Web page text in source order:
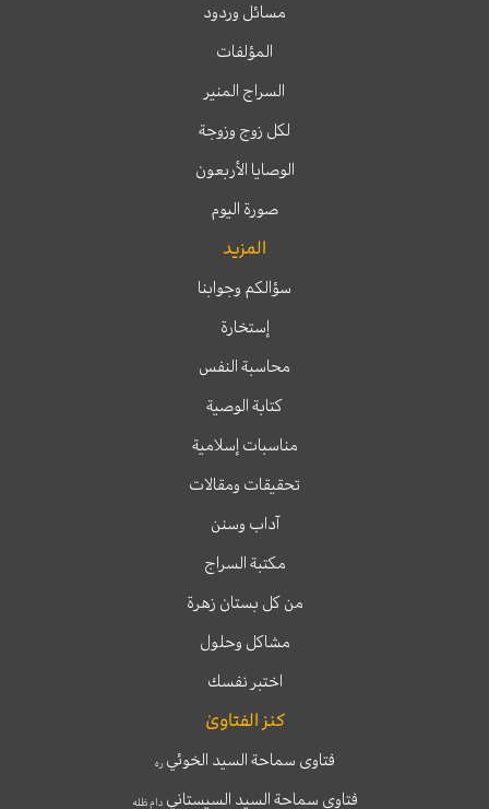
مسائل وردود
المؤلفات
السراج المنير
لكل زوج وزوجة
الوصايا الأربعون
صورة اليوم
المزيد
سؤالكم وجوابنا
إستخارة
محاسبة النفس
كتابة الوصية
مناسبات إسلامية
تحقيقات ومقالات
آداب وسنن
مكتبة السراج
من كل بستان زهرة
مشاكل وحلول
اختبر نفسك
كنز الفتاوىٰ
فتاوى سماحة السيد الخوئيره
فتاوى سماحة السيد السيستانيدام ظله